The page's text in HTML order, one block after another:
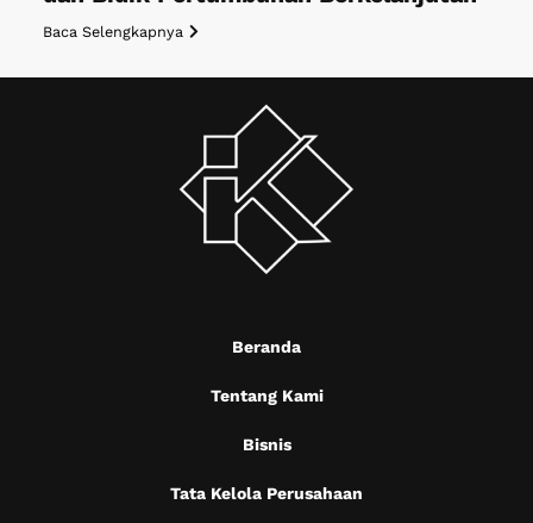
Baca Selengkapnya
Beranda
Tentang Kami
Bisnis
Tata Kelola Perusahaan